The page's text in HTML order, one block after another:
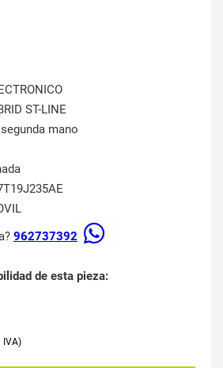
ST-LINE
mano
962737392
de esta pieza: